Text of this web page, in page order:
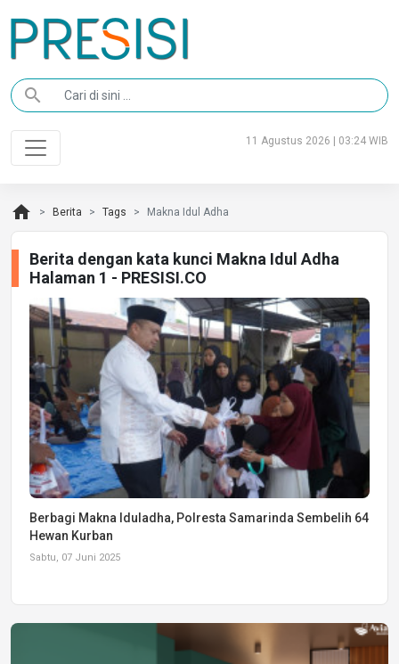
search
11 Agustus 2026 | 03:24 WIB
home Berita Tags Makna Idul Adha
Berita dengan kata kunci Makna Idul Adha
Halaman 1 - PRESISI.CO
Berbagi Makna Iduladha, Polresta Samarinda Sembelih 64
Hewan Kurban
Sabtu, 07 Juni 2025